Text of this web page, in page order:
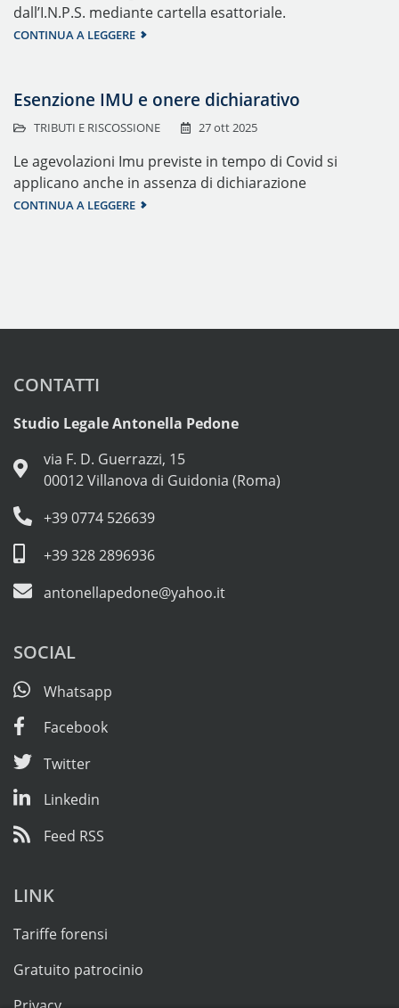
dall’I.N.P.S. mediante cartella esattoriale.
CONTINUA A LEGGERE
Esenzione IMU e onere dichiarativo
TRIBUTI E RISCOSSIONE 27 ott 2025
Le agevolazioni Imu previste in tempo di Covid si
applicano anche in assenza di dichiarazione
CONTINUA A LEGGERE
CONTATTI
Studio Legale Antonella Pedone
via F. D. Guerrazzi, 15
00012 Villanova di Guidonia (Roma)
+39 0774 526639
+39 328 2896936
antonellapedone@yahoo.it
SOCIAL
Whatsapp
Facebook
Twitter
Linkedin
Feed RSS
LINK
Tariffe forensi
Gratuito patrocinio